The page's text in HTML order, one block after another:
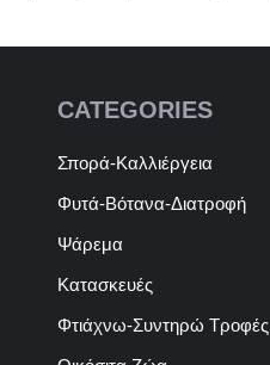
CATEGORIES
Σπορά-Καλλιέργεια
Φυτά-Βότανα-Διατροφή
Ψάρεμα
Κατασκευές
Φτιάχνω-Συντηρώ Τροφές